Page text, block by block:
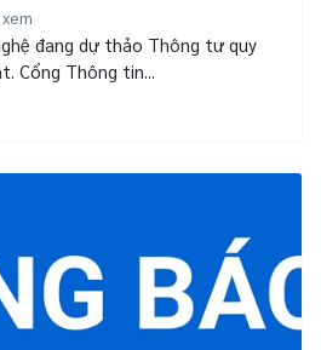
đang dự thảo Thông tư quy
Cổng Thông tin...